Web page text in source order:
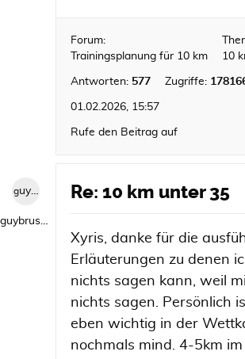
Forum:
Trainingsplanung für 10 km
10
Antworten: 577 Zugriffe:
01.02.2026, 15:57
Rufe den Beitrag auf
guybrush1992
guybrush1992
Re: 10 km unter 35
Xyris, danke für die
Erläuterungen zu denen
nichts sagen kann, weil
nichts sagen. Persönlich
eben wichtig in der
nochmals mind. 4-5km